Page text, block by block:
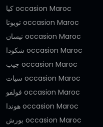
كيا occasion Maroc
تويوتا occasion Maroc
نيسان occasion Maroc
شكودا occasion Maroc
جيب occasion Maroc
سيات occasion Maroc
فولفو occasion Maroc
هوندا occasion Maroc
بورش occasion Maroc